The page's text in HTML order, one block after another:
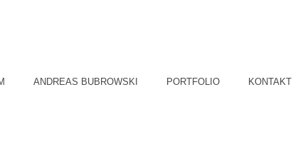
ANDREAS BUBROWSKI PORTFOLIO KONTAKT